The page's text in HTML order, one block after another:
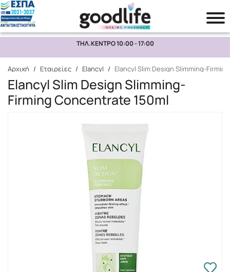
Αναζήτηση
ΤΗΛ.ΚΕΝΤΡΟ 10:00 - 17:00
Αρχική / Εταιρείες / Elancyl / Elancyl Slim Design Slimming-
Elancyl Slim Design Slimming-
Firming Concentrate 150ml